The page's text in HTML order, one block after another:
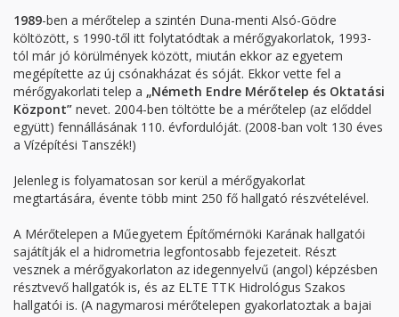
1989-ben a mérőtelep a szintén Duna-menti Alsó-Gödre
költözött, s 1990-től itt folytatódtak a mérőgyakorlatok, 1993-
tól már jó körülmények között, miután ekkor az egyetem
megépítette az új csónakházat és sóját. Ekkor vette fel a
mérőgyakorlati telep a „Németh Endre Mérőtelep és Oktatási
Központ” nevet. 2004-ben töltötte be a mérőtelep (az előddel
együtt) fennállásának 110. évfordulóját. (2008-ban volt 130 éves
a Vízépítési Tanszék!)
Jelenleg is folyamatosan sor kerül a mérőgyakorlat
megtartására, évente több mint 250 fő hallgató részvételével.
A Mérőtelepen a Műegyetem Építőmérnöki Karának hallgatói
sajátítják el a hidrometria legfontosabb fejezeteit. Részt
vesznek a mérőgyakorlaton az idegennyelvű (angol) képzésben
résztvevő hallgatók is, és az ELTE TTK Hidrológus Szakos
hallgatói is. (A nagymarosi mérőtelepen gyakorlatoztak a bajai